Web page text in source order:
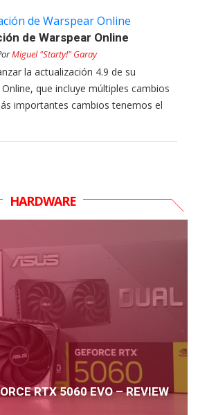
de Warspear Online
Miguel "Starty!" Garay
la actualización 4.9 de su
que incluye múltiples cambios
importantes cambios tenemos el
HARDWARE
RTX 5060 EVO – REVIEW